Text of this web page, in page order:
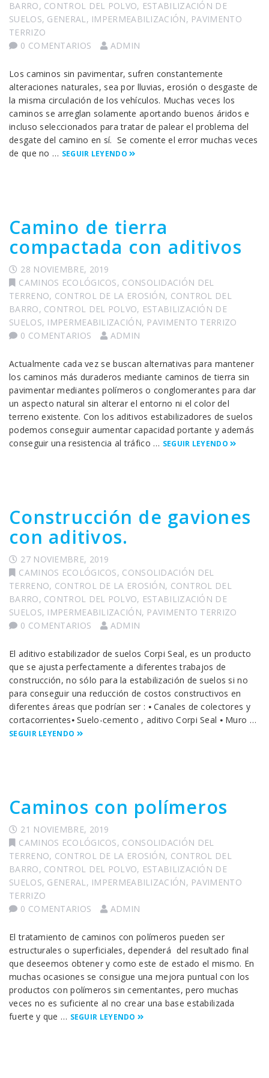
BARRO, CONTROL DEL POLVO, ESTABILIZACIÓN DE
SUELOS, GENERAL, IMPERMEABILIZACIÓN, PAVIMENTO
TERRIZO
0 COMENTARIOS
ADMIN
Los caminos sin pavimentar, sufren constantemente
alteraciones naturales, sea por lluvias, erosión o desgaste de
la misma circulación de los vehículos. Muchas veces los
caminos se arreglan solamente aportando buenos áridos e
incluso seleccionados para tratar de palear el problema del
desgate del camino en sí. Se comente el error muchas veces
de que no … SEGUIR LEYENDO
Camino de tierra
compactada con aditivos
28 NOVIEMBRE, 2019
CAMINOS ECOLÓGICOS, CONSOLIDACIÓN DEL
TERRENO, CONTROL DE LA EROSIÓN, CONTROL DEL
BARRO, CONTROL DEL POLVO, ESTABILIZACIÓN DE
SUELOS, IMPERMEABILIZACIÓN, PAVIMENTO TERRIZO
0 COMENTARIOS
ADMIN
Actualmente cada vez se buscan alternativas para mantener
los caminos más duraderos mediante caminos de tierra sin
pavimentar mediantes polímeros o conglomerantes para dar
un aspecto natural sin alterar el entorno ni el color del
terreno existente. Con los aditivos estabilizadores de suelos
podemos conseguir aumentar capacidad portante y además
conseguir una resistencia al tráfico … SEGUIR LEYENDO
Construcción de gaviones
con aditivos.
27 NOVIEMBRE, 2019
CAMINOS ECOLÓGICOS, CONSOLIDACIÓN DEL
TERRENO, CONTROL DE LA EROSIÓN, CONTROL DEL
BARRO, CONTROL DEL POLVO, ESTABILIZACIÓN DE
SUELOS, IMPERMEABILIZACIÓN, PAVIMENTO TERRIZO
0 COMENTARIOS
ADMIN
El aditivo estabilizador de suelos Corpi Seal, es un producto
que se ajusta perfectamente a diferentes trabajos de
construcción, no sólo para la estabilización de suelos si no
para conseguir una reducción de costos constructivos en
diferentes áreas que podrían ser : ⦁ Canales de colectores y
cortacorrientes⦁ Suelo-cemento , aditivo Corpi Seal ⦁ Muro …
SEGUIR LEYENDO
Caminos con polímeros
21 NOVIEMBRE, 2019
CAMINOS ECOLÓGICOS, CONSOLIDACIÓN DEL
TERRENO, CONTROL DE LA EROSIÓN, CONTROL DEL
BARRO, CONTROL DEL POLVO, ESTABILIZACIÓN DE
SUELOS, GENERAL, IMPERMEABILIZACIÓN, PAVIMENTO
TERRIZO
0 COMENTARIOS
ADMIN
El tratamiento de caminos con polímeros pueden ser
estructurales o superficiales, dependerá del resultado final
que deseemos obtener y como este de estado el mismo. En
muchas ocasiones se consigue una mejora puntual con los
productos con polímeros sin cementantes, pero muchas
veces no es suficiente al no crear una base estabilizada
fuerte y que … SEGUIR LEYENDO